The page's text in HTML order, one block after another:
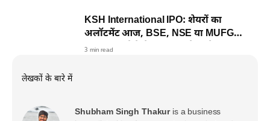
KSH International IPO: शेयरों का
अलॉटमेंट आज, BSE, NSE या MUFG
Intime पर ऐसे चेक कर सकते हैं स्टेटस
3 min read
लेखकों के बारे में
Shubham Singh Thakur is a business